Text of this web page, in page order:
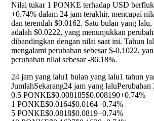
Nilai tukar 1 PONKE terhadap USD
+0.74% dalam 24 jam terakhir, mencapai
dan terendah $0.0162. Satu bulan yang
adalah $0.0222, yang menunjukkan
dibandingkan dengan nilai saat ini. Tahun
mengalami perubahan sebesar $-0.1022,
perubahan nilai sebesar-86.18%.
24 jam yang lalu1 bulan yang lalu1 tahun
JumlahSekarang24 jam yang laluPerubahan
0.5 PONKE$0.008185$0.008190+0.74%
1 PONKE$0.0164$0.0164+0.74%
5 PONKE$0.0818$0.0819+0.74%